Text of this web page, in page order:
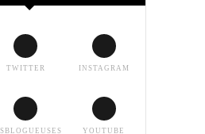
TWITTER INSTAGRAM
YOUTUBE